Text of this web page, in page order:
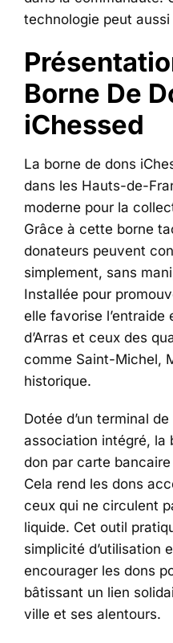
technologie peut
Borne De
iChessed
La borne de dons
dans les Hauts-de-
moderne pour la
Grâce à cette borne
donateurs peuvent
simplement, sans
Installée pour
elle favorise l’entraide
d’Arras et ceux des
comme Saint-Michel,
historique.
Dotée d’un terminal
association intégré, la
don par carte
Cela rend les dons
ceux qui ne circulent
liquide. Cet outil
simplicité d’utilisation
encourager les dons
bâtissant un lien
ville et ses alentours.